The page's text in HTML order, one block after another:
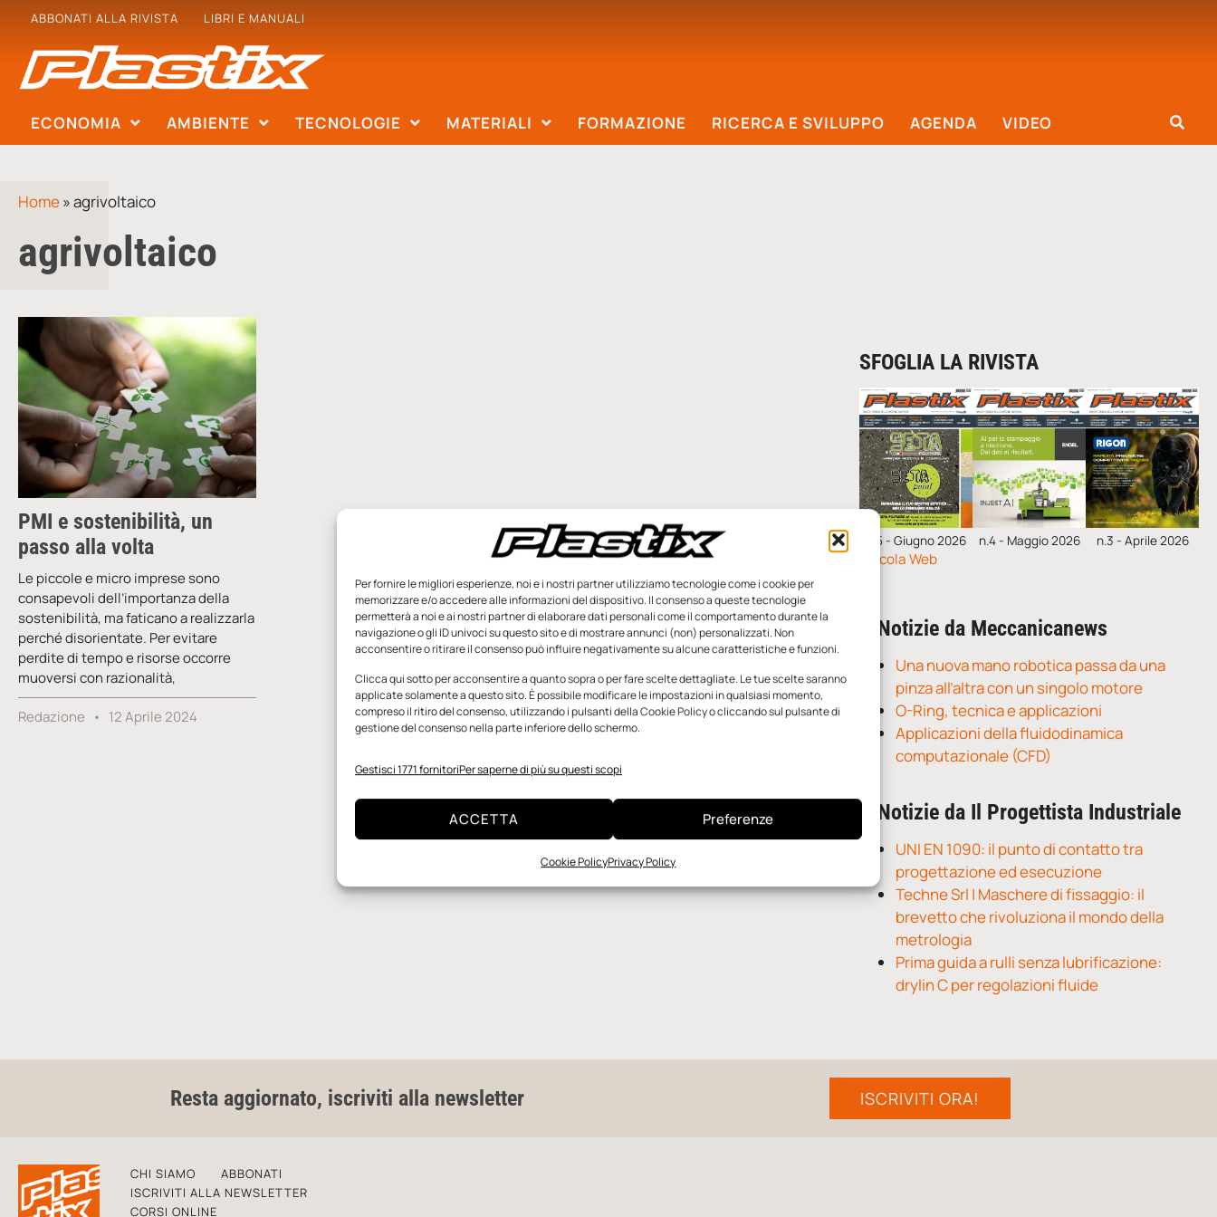
Per fornire le migliori esperienze, noi e i nostri partner utilizziamo tecnologie come i cookie per
memorizzare e/o accedere alle informazioni del dispositivo. Il consenso a queste tecnologie
permetterà a noi e ai nostri partner di elaborare dati personali come il comportamento durante la
navigazione o gli ID univoci su questo sito e di mostrare annunci (non) personalizzati. Non
acconsentire o ritirare il consenso può influire negativamente su alcune caratteristiche e funzioni.
Clicca qui sotto per acconsentire a quanto sopra o per fare scelte dettagliate. Le tue scelte saranno
applicate solamente a questo sito. È possibile modificare le impostazioni in qualsiasi momento,
compreso il ritiro del consenso, utilizzando i pulsanti della Cookie Policy o cliccando sul pulsante di
gestione del consenso nella parte inferiore dello schermo.
Gestisci 1771 fornitoriPer saperne di più su questi scopi
ACCETTA Preferenze
Cookie PolicyPrivacy Policy
ABBONATI ALLA RIVISTA LIBRI E MANUALI
ECONOMIA AMBIENTE TECNOLOGIE MATERIALI FORMAZIONE RICERCA E SVILUPPO AGENDA VIDEO
Home»agrivoltaico
agrivoltaico
PMI e sostenibilità, un
passo alla volta
Le piccole e micro imprese sono
consapevoli dell’importanza della
sostenibilità, ma faticano a realizzarla
perché disorientate. Per evitare
perdite di tempo e risorse occorre
muoversi con razionalità,
Redazione 12 Aprile 2024
SFOGLIA LA RIVISTA
n.5 - Giugno 2026 n.4 - Maggio 2026 n.3 - Aprile 2026
Edicola Web
Notizie da Meccanicanews
Una nuova mano robotica passa da una
pinza all’altra con un singolo motore
O-Ring, tecnica e applicazioni
Applicazioni della fluidodinamica
computazionale (CFD)
Notizie da Il Progettista Industriale
UNI EN 1090: il punto di contatto tra
progettazione ed esecuzione
Techne Srl | Maschere di fissaggio: il
brevetto che rivoluziona il mondo della
metrologia
Prima guida a rulli senza lubrificazione:
drylin C per regolazioni fluide
Resta aggiornato, iscriviti alla newsletter ISCRIVITI ORA!
CHI SIAMO
ABBONATI
ISCRIVITI ALLA NEWSLETTER
CORSI ONLINE